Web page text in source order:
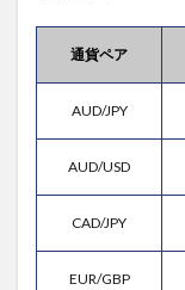
通貨ペア
AUD/JPY
AUD/USD
CAD/JPY
EUR/GBP